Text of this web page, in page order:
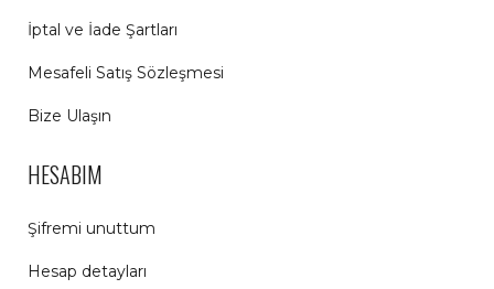
İptal ve İade Şartları
Mesafeli Satış Sözleşmesi
Bize Ulaşın
HESABIM
Şifremi unuttum
Hesap detayları